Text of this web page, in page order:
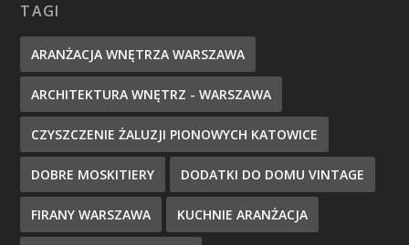
TAGI
ARANŻACJA WNĘTRZA WARSZAWA
ARCHITEKTURA WNĘTRZ - WARSZAWA
CZYSZCZENIE ŻALUZJI PIONOWYCH KATOWICE
DOBRE MOSKITIERY DODATKI DO DOMU VINTAGE
FIRANY WARSZAWA KUCHNIE ARANŻACJA